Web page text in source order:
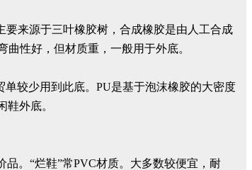
要来源于三叶橡胶树，合成橡胶是由人工合成
性好，但材质重，一般用于外底。
单较少用到此底。PU是基于泡沫橡胶的大密度
外底。
。“烂鞋”常PVC材质。大多数较便宜，耐